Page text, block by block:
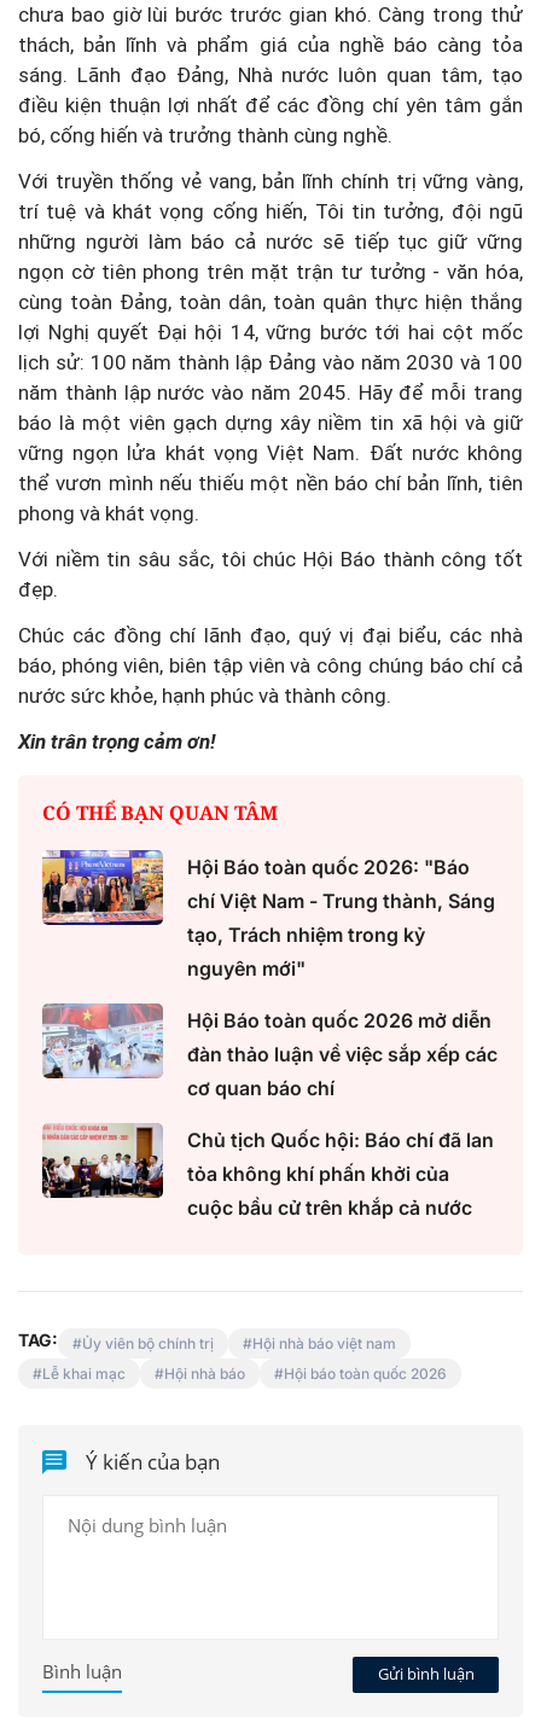
chưa bao giờ lùi bước trước gian khó. Càng trong thử
thách, bản lĩnh và phẩm giá của nghề báo càng tỏa
sáng. Lãnh đạo Đảng, Nhà nước luôn quan tâm, tạo
điều kiện thuận lợi nhất để các đồng chí yên tâm gắn
bó, cống hiến và trưởng thành cùng nghề.
Với truyền thống vẻ vang, bản lĩnh chính trị vững vàng,
trí tuệ và khát vọng cống hiến, Tôi tin tưởng, đội ngũ
những người làm báo cả nước sẽ tiếp tục giữ vững
ngọn cờ tiên phong trên mặt trận tư tưởng - văn hóa,
cùng toàn Đảng, toàn dân, toàn quân thực hiện thắng
lợi Nghị quyết Đại hội 14, vững bước tới hai cột mốc
lịch sử: 100 năm thành lập Đảng vào năm 2030 và 100
năm thành lập nước vào năm 2045. Hãy để mỗi trang
báo là một viên gạch dựng xây niềm tin xã hội và giữ
vững ngọn lửa khát vọng Việt Nam. Đất nước không
thể vươn mình nếu thiếu một nền báo chí bản lĩnh, tiên
phong và khát vọng.
Với niềm tin sâu sắc, tôi chúc Hội Báo thành công tốt
đẹp.
Chúc các đồng chí lãnh đạo, quý vị đại biểu, các nhà
báo, phóng viên, biên tập viên và công chúng báo chí cả
nước sức khỏe, hạnh phúc và thành công.
Xin trân trọng cảm ơn!
CÓ THỂ BẠN QUAN TÂM
Hội Báo toàn quốc 2026: "Báo
chí Việt Nam - Trung thành, Sáng
tạo, Trách nhiệm trong kỷ
nguyên mới"
Hội Báo toàn quốc 2026 mở diễn
đàn thảo luận về việc sắp xếp các
cơ quan báo chí
Chủ tịch Quốc hội: Báo chí đã lan
tỏa không khí phấn khởi của
cuộc bầu cử trên khắp cả nước
TAG: Ủy viên bộ chính trị
Hội nhà báo việt nam
Lễ khai mạc
Hội nhà báo Hội báo toàn quốc 2026
Ý kiến của bạn
Gửi bình luận
Bình luận